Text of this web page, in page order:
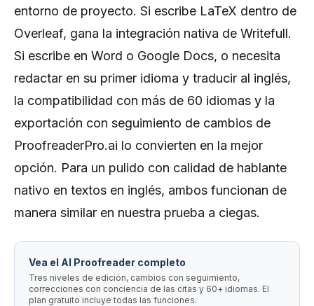
entorno de proyecto. Si escribe LaTeX dentro de
Overleaf, gana la integración nativa de Writefull.
Si escribe en Word o Google Docs, o necesita
redactar en su primer idioma y traducir al inglés,
la compatibilidad con más de 60 idiomas y la
exportación con seguimiento de cambios de
ProofreaderPro.ai lo convierten en la mejor
opción. Para un pulido con calidad de hablante
nativo en textos en inglés, ambos funcionan de
manera similar en nuestra prueba a ciegas.
Vea el AI Proofreader completo
Tres niveles de edición, cambios con seguimiento,
correcciones con conciencia de las citas y 60+ idiomas. El
plan gratuito incluye todas las funciones.